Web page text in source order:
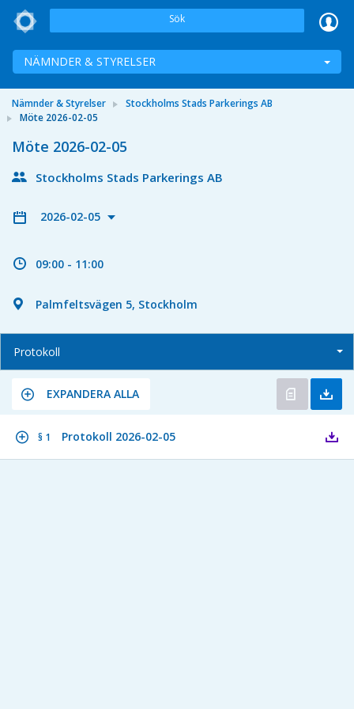
Sök
NÄMNDER & STYRELSER
Nämnder & Styrelser
Stockholms Stads Parkerings AB
Möte 2026-02-05
Möte 2026-02-05
Stockholms Stads Parkerings AB
2026-02-05
09:00 - 11:00
Palmfeltsvägen 5, Stockholm
Protokoll
EXPANDERA ALLA
§ 1 Protokoll 2026-02-05